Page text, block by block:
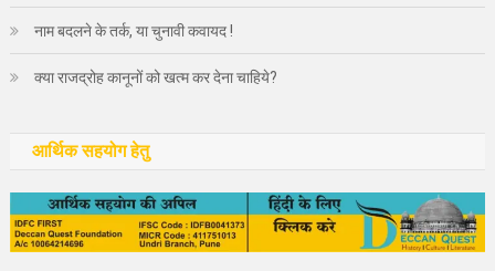
नाम बदलने के तर्क, या चुनावी कवायद !
क्या राजद्रोह कानूनों को खत्म कर देना चाहिये?
आर्थिक सहयोग हेतु